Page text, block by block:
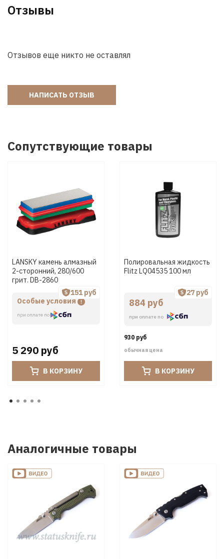
Отзывы
Отзывов еще никто не оставлял
НАПИСАТЬ ОТЗЫВ
Сопутствующие товары
LANSKY камень алмазный
2-сторонний, 280/600
грит. DB-2860
Особые условия
при оплате по
151 руб
5 290 руб
В КОРЗИНУ
Полировальная жидкость
Flitz LQ04535 100 мл
884 руб
при оплате по
27 руб
930 руб
обычная цена
В КОРЗИНУ
Аналогичные товары